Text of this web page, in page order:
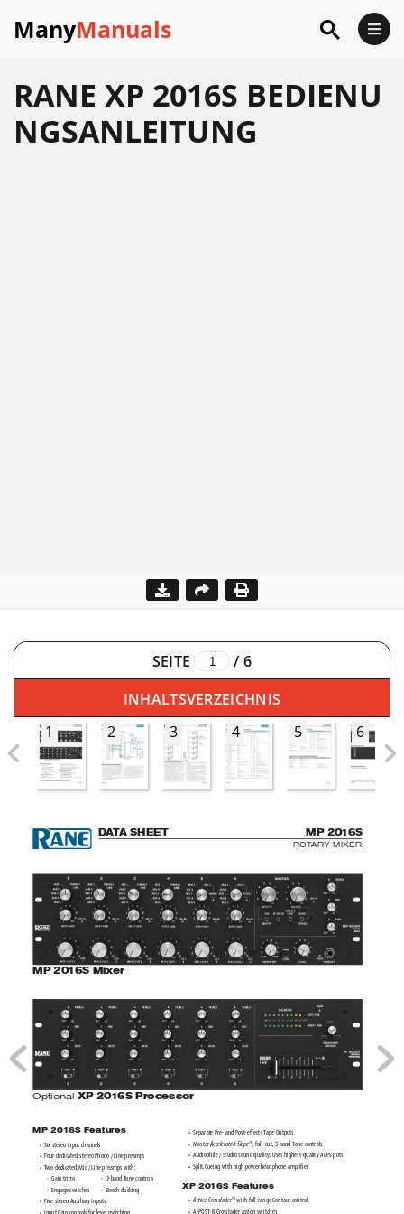
ManyManuals
RANE XP 2016S BEDIENU
NGSANLEITUNG
SEITE / 6
INHALTSVERZEICHNIS
1
2 3 4 5 6
M P 2016S
ROTARY MIXER
DATA S H EET
MP 2016S M ixe r
Optional XP 2016S Processor
MP 2016S Features
•  Six stereo Input channels
•  Four dedicated stereo Phono / Line preamps
•  Two dedicated Mic / Line preamps with:
˚
  Gain trims
˚
  2
-band Tone controls
˚
  Engage swi
tches ˚
  Booth duc
king
•  Five stereo Auxiliary Inputs
•  Separate Pre- and Post-eects Tape Outputs
•  Master Accelerated-Slope™, full-cut, 3-band Tone controls
•  Audiophile / Studio sound quality; Uses highest-quality ALPS pots
•  Split Cueing with high power headphone amplier
XP 2016S Featu res
• Active-Crossfader™ with full-range Contour control
•  A-POST- B Crossfader assign switches